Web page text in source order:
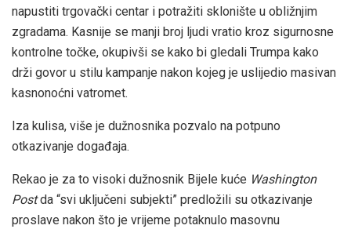
napustiti trgovački centar i potražiti sklonište u obližnjim
zgradama. Kasnije se manji broj ljudi vratio kroz sigurnosne
kontrolne točke, okupivši se kako bi gledali Trumpa kako
drži govor u stilu kampanje nakon kojeg je uslijedio masivan
kasnonoćni vatromet.
Iza kulisa, više je dužnosnika pozvalo na potpuno
otkazivanje događaja.
Rekao je za to visoki dužnosnik Bijele kuće Washington
Post da “svi uključeni subjekti” predložili su otkazivanje
proslave nakon što je vrijeme potaknulo masovnu